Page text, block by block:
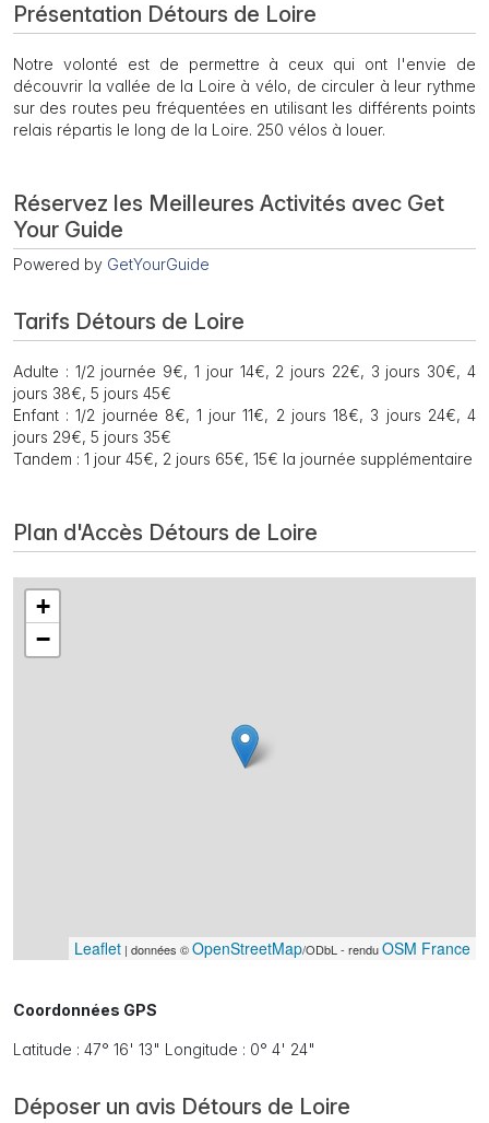
Présentation Détours de Loire
Notre volonté est de permettre à ceux qui ont l'envie de
découvrir la vallée de la Loire à vélo, de circuler à leur rythme
sur des routes peu fréquentées en utilisant les différents points
relais répartis le long de la Loire. 250 vélos à louer.
Réservez les Meilleures Activités avec Get
Your Guide
Powered by GetYourGuide
Tarifs Détours de Loire
Adulte : 1/2 journée 9€, 1 jour 14€, 2 jours 22€, 3 jours 30€, 4
jours 38€, 5 jours 45€
Enfant : 1/2 journée 8€, 1 jour 11€, 2 jours 18€, 3 jours 24€, 4
jours 29€, 5 jours 35€
Tandem : 1 jour 45€, 2 jours 65€, 15€ la journée supplémentaire
Plan d'Accès Détours de Loire
+
−
Leaflet | données ©OpenStreetMap/ODbL - renduOSM France
Coordonnées GPS
Latitude : 47° 16' 13" Longitude : 0° 4' 24"
Déposer un avis Détours de Loire